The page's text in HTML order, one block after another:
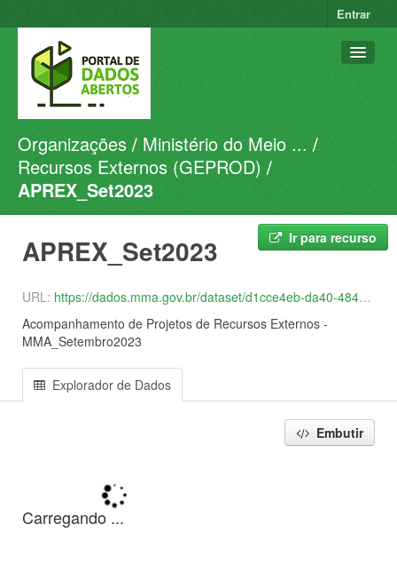
Entrar
Conjuntos de dados
Organizações
Organizações
Ministério do Meio ...
Recursos Externos (GEPROD)
APREX_Set2023
Ir para recurso
APREX_Set2023
URL: https://dados.mma.gov.br/dataset/d1cce4eb-da40-4842-a536-86a698b577b9/resource/7929d133-91c0-47be-9e6e-61ea2898422f/download/pres_dados_setembro2023.csv
Acompanhamento de Projetos de Recursos Externos -
MMA_Setembro2023
Explorador de Dados
Embutir